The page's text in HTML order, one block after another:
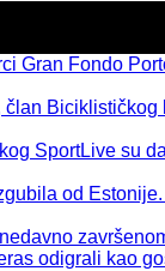
Gran Fondo
član
SportLive su
od
odigrali kao